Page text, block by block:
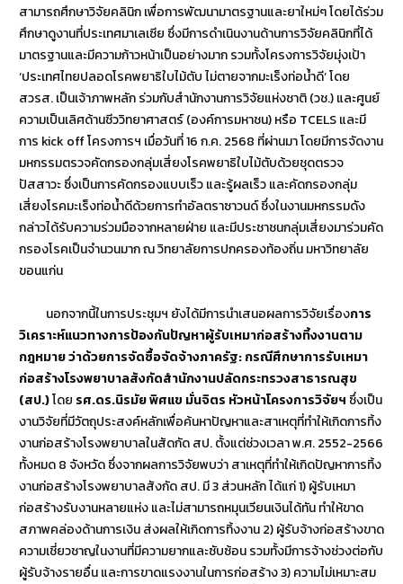
สามารถศึกษาวิจัยคลินิก เพื่อการพัฒนามาตรฐานและยาใหม่ๆ โดยได้ร่วม
ศึกษาดูงานที่ประเทศมาเลเซีย ซึ่งมีการดำเนินงานด้านการวิจัยคลินิกที่ได้
มาตรฐานและมีความก้าวหน้าเป็นอย่างมาก รวมทั้งโครงการวิจัยมุ่งเป้า
‘ประเทศไทยปลอดโรคพยาธิใบไม้ตับ ไม่ตายจากมะเร็งท่อน้ำดี’ โดย
สวรส. เป็นเจ้าภาพหลัก ร่วมกับสำนักงานการวิจัยแห่งชาติ (วช.) และศูนย์
ความเป็นเลิศด้านชีววิทยาศาสตร์ (องค์การมหาชน) หรือ TCELS และมี
การ kick off โครงการฯ เมื่อวันที่ 16 ก.ค. 2568 ที่ผ่านมา โดยมีการจัดงาน
มหกรรมตรวจคัดกรองกลุ่มเสี่ยงโรคพยาธิใบไม้ตับด้วยชุดตรวจ
ปัสสาวะ ซึ่งเป็นการคัดกรองแบบเร็ว และรู้ผลเร็ว และคัดกรองกลุ่ม
เสี่ยงโรคมะเร็งท่อน้ำดีด้วยการทำอัลตราซาวนด์ ซึ่งในงานมหกรรมดัง
กล่าวได้รับความร่วมมือจากหลายฝ่าย และมีประชาชนกลุ่มเสี่ยงมาร่วมคัด
กรองโรคเป็นจำนวนมาก ณ วิทยาลัยการปกครองท้องถิ่น มหาวิทยาลัย
ขอนแก่น
นอกจากนี้ในการประชุมฯ ยังได้มีการนำเสนอผลการวิจัยเรื่องการ
วิเคราะห์แนวทางการป้องกันปัญหาผู้รับเหมาก่อสร้างทิ้งงานตาม
กฎหมาย ว่าด้วยการจัดซื้อจัดจ้างภาครัฐ: กรณีศึกษาการรับเหมา
ก่อสร้างโรงพยาบาลสังกัดสำนักงานปลัดกระทรวงสาธารณสุข
(สป.)โดย รศ.ดร.นิรมัย พิศแข มั่นจิตร หัวหน้าโครงการวิจัยฯ ซึ่งเป็น
งานวิจัยที่มีวัตถุประสงค์หลักเพื่อค้นหาปัญหาและสาเหตุที่ทำให้เกิดการทิ้ง
งานก่อสร้างโรงพยาบาลในสัดกัด สป. ตั้งแต่ช่วงเวลา พ.ศ. 2552-2566
ทั้งหมด 8 จังหวัด ซึ่งจากผลการวิจัยพบว่า สาเหตุที่ทำให้เกิดปัญหาการทิ้ง
งานก่อสร้างโรงพยาบาลสังกัด สป. มี 3 ส่วนหลัก ได้แก่ 1) ผู้รับเหมา
ก่อสร้างรับงานหลายแห่ง และไม่สามารถหมุนเวียนเงินได้ทัน ทำให้ขาด
สภาพคล่องด้านการเงิน ส่งผลให้เกิดการทิ้งงาน 2) ผู้รับจ้างก่อสร้างขาด
ความเชี่ยวชาญในงานที่มีความยากและซับซ้อน รวมทั้งมีการจ้างช่วงต่อกับ
ผู้รับจ้างรายอื่น และการขาดแรงงานในการก่อสร้าง 3) ความไม่เหมาะสม